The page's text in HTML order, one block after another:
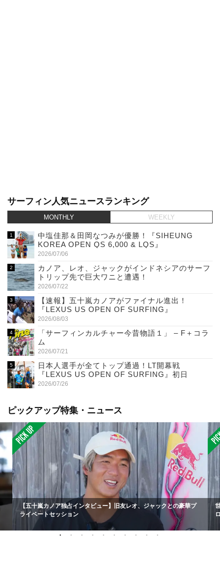
サーフィン人気ニュースランキング
MONTHLY WEEKLY
中塩佳那＆田岡なつみが優勝！『SIHEUNG
KOREA OPEN QS 6,000 & LQS』
2026/07/06
カノア、レオ、ジャックがインドネシアのサーフ
トリップ先で巨大ワニと遭遇！
2026/07/22
【速報】五十嵐カノアがファイナル進出！
『LEXUS US OPEN OF SURFING』
2026/08/03
「サーフィンカルチャー今昔物語１」 – F＋コラ
ム
2026/07/21
日本人選手が全てトップ通過！LT開幕戦
『LEXUS US OPEN OF SURFING』初日
2026/07/26
ピックアップ特集・ニュース
【五十嵐カノア独占インタビュー】旧友レオ、ジャックとの豪華プ
ライベートセッション